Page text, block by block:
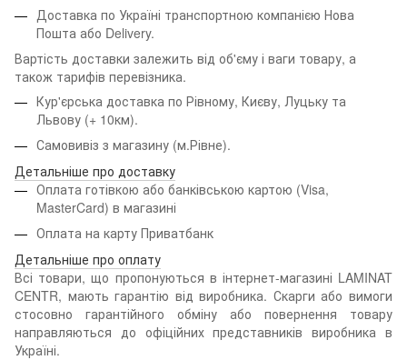
Доставка по Україні транспортною компанією Нова
Пошта або Delivery.
Вартість доставки залежить від об'єму і ваги товару, а
також тарифів перевізника.
Кур'єрська доставка по Рівному, Києву, Луцьку та
Львову (+ 10км).
Самовивіз з магазину (м.Рівне).
Детальніше про доставку
Оплата готівкою або банківською картою (Visa,
MasterCard) в магазині
Оплата на карту Приватбанк
Детальніше про оплату
Всі товари, що пропонуються в інтернет-магазині LAMINAT
CENTR, мають гарантію від виробника. Скарги або вимоги
стосовно гарантійного обміну або повернення товару
направляються до офіційних представників виробника в
Україні.